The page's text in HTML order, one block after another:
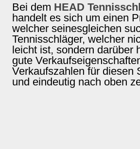
Bei dem HEAD
handelt es sich um einen
welcher seinesgleichen
Tennisschläger, welcher
leicht ist, sondern darüber
gute
Verkaufszahlen für diesen
und eindeutig nach oben